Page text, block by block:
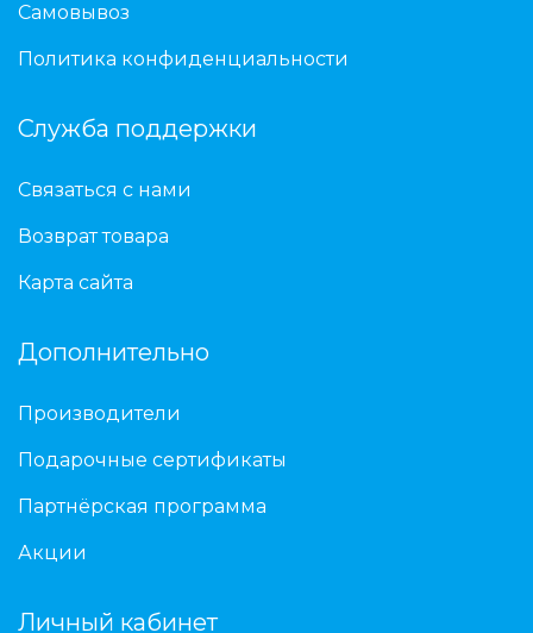
Самовывоз
Политика конфиденциальности
Служба поддержки
Связаться с нами
Возврат товара
Карта сайта
Дополнительно
Производители
Подарочные сертификаты
Партнёрская программа
Акции
Личный кабинет